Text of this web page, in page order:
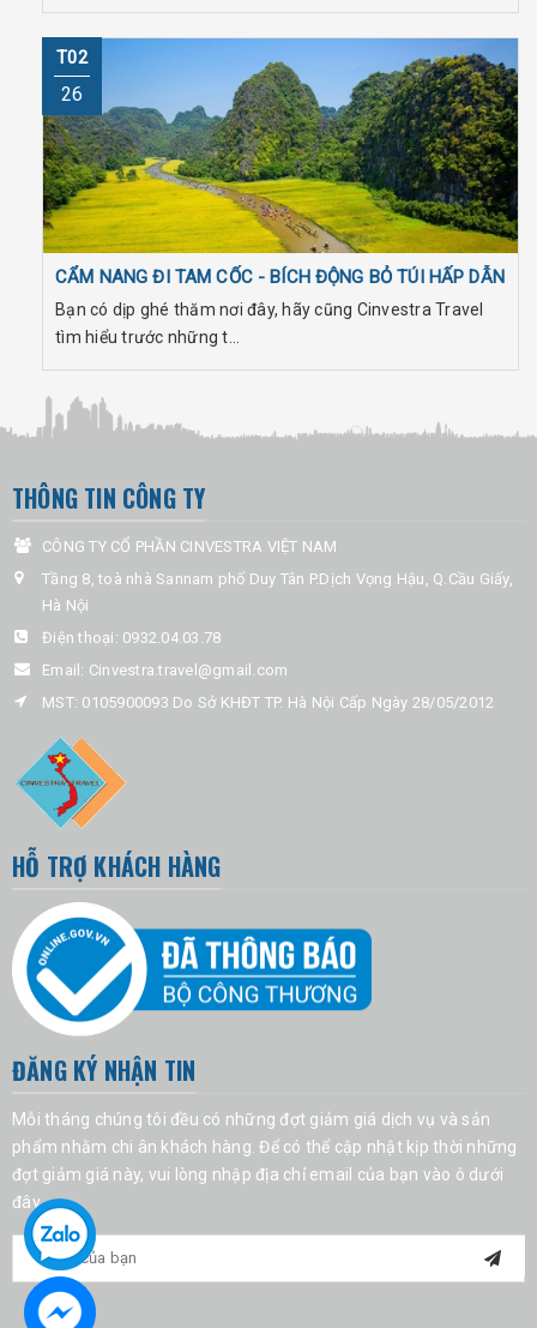
T02
26
CẨM NANG ĐI TAM CỐC - BÍCH ĐỘNG BỎ TÚI HẤP DẪN
Bạn có dịp ghé thăm nơi đây, hãy cũng Cinvestra Travel
tìm hiểu trước những t...
THÔNG TIN CÔNG TY
CÔNG TY CỔ PHẦN CINVESTRA VIỆT NAM
Tầng 8, toà nhà Sannam phố Duy Tân P.Dịch Vọng Hậu, Q.Cầu Giấy,
Hà Nội
Điện thoại: 0932.04.03.78
Email: Cinvestra.travel@gmail.com
MST: 0105900093 Do Sở KHĐT TP. Hà Nội Cấp Ngày 28/05/2012
HỖ TRỢ KHÁCH HÀNG
ĐĂNG KÝ NHẬN TIN
Mỗi tháng chúng tôi đều có những đợt giảm giá dịch vụ và sản
phẩm nhằm chi ân khách hàng. Để có thể cập nhật kịp thời những
đợt giảm giá này, vui lòng nhập địa chỉ email của bạn vào ô dưới
đây.